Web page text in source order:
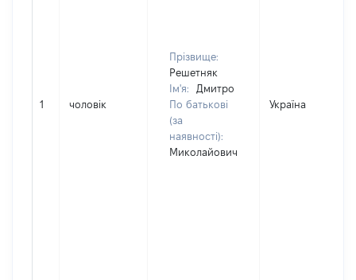
1 чоловік
Прізвище:
Решетняк
Ім'я:
Дмитро
По батькові
(за
наявності):
Миколайович
Україна